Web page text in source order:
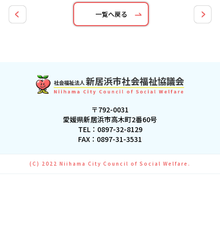
一覧へ戻る
〒792-0031
愛媛県新居浜市高木町2番60号
TEL： 0897-32-8129
FAX：0897-31-3531
(C) 2022 Niihama City Council of Social Welfare.